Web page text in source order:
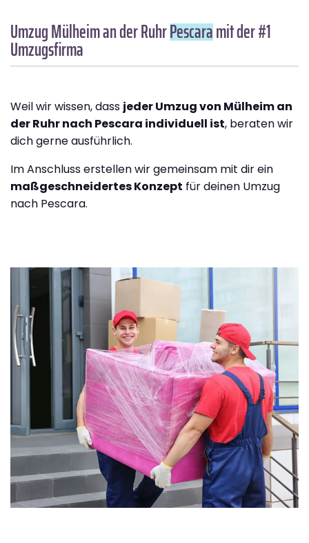
Umzug Mülheim an der RuhrPescaramit der #1
Umzugsfirma
Weil wir wissen, dass jeder Umzug von Mülheim an
der Ruhr nach Pescara individuell ist, beraten wir
dich gerne ausführlich.
Im Anschluss erstellen wir gemeinsam mit dir ein
maßgeschneidertes Konzept für deinen Umzug
nach Pescara.